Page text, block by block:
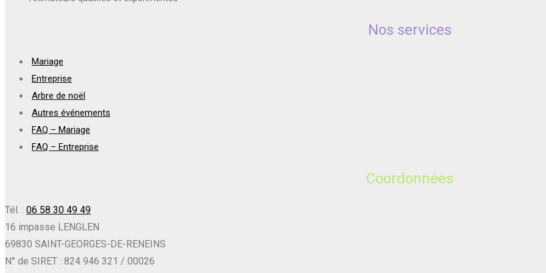
Nos services
Mariage
Entreprise
Arbre de noël
Autres événements
FAQ – Mariage
FAQ – Entreprise
Coordonnées
Tél. : 06 58 30 49 49
16 impasse LENGLEN
69830 SAINT-GEORGES-DE-RENEINS
N° de SIRET : 824 946 321 / 00026